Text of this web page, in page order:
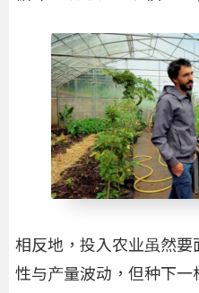
相反地，投入农业虽然
性与产量波动，但种下一